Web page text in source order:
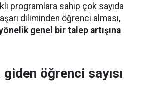
programlara sahip çok sayıda
diliminden öğrenci alması,
genel bir talep artışına
giden öğrenci sayısı